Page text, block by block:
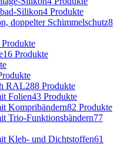
Silikon4 Produkte
doppelter Schimmelschutz8
Produkte
16 Produkte
RAL288 Produkte
Folien43 Produkte
Kompribändern82 Produkte
Trio-Funktionsbändern77
Kleb- und Dichtstoffen61